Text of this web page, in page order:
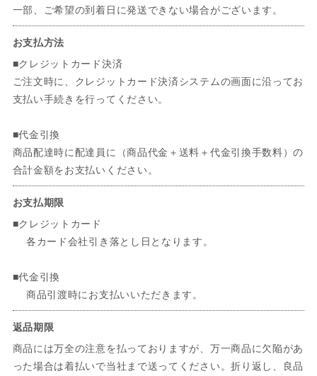
一部、ご希望の到着日に発送できない場合がございます。
お支払方法
■クレジットカード決済
ご注文時に、クレジットカード決済システムの画面に沿ってお
支払い手続きを行ってください。
■代金引換
商品配達時に配達員に（商品代金＋送料＋代金引換手数料）の
合計金額をお支払いください。
お支払期限
■クレジットカード
各カード会社引き落とし日となります。
■代金引換
商品引渡時にお支払いいただきます。
返品期限
商品には万全の注意を払っておりますが、万一商品に欠陥があ
った場合は着払いで当社まで送ってください。折り返し、良品